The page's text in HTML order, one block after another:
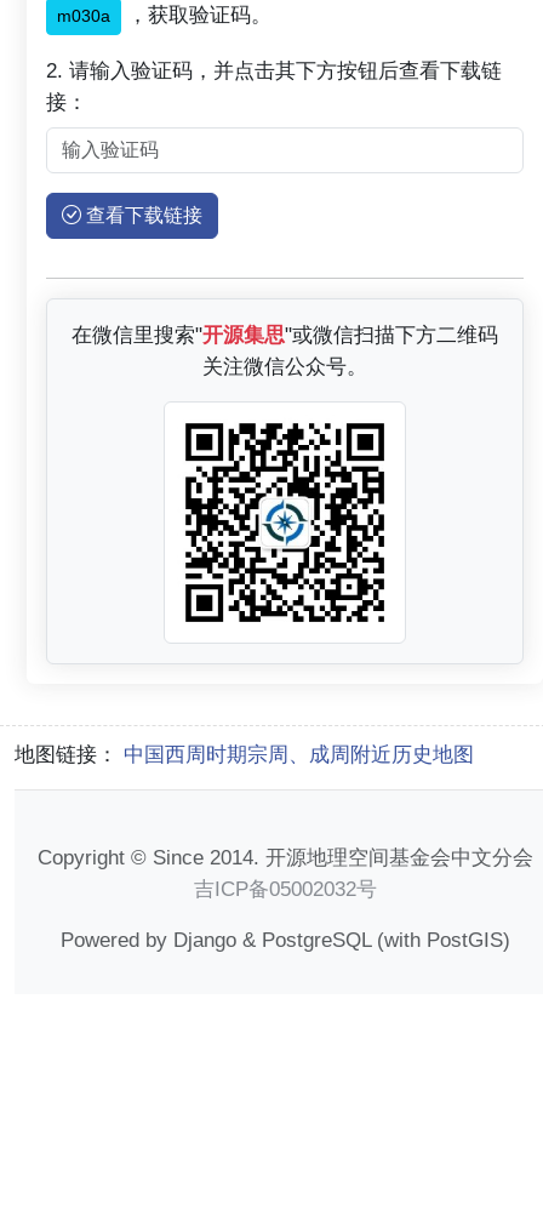
m030a ，获取验证码。
2. 请输入验证码，并点击其下方按钮后查看下载链
接：
查看下载链接
在微信里搜索"开源集思"或微信扫描下方二维码
关注微信公众号。
地图链接： 中国西周时期宗周、成周附近历史地图
Copyright © Since 2014. 开源地理空间基金会中文分会
吉ICP备05002032号
Powered by Django & PostgreSQL (with PostGIS)